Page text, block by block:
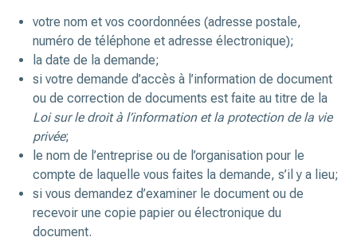
votre nom et vos coordonnées (adresse postale,
numéro de téléphone et adresse électronique);
la date de la demande;
si votre demande d’accès à l’information de document
ou de correction de documents est faite au titre de la
Loi sur le droit à l’information et la protection de la vie
privée;
le nom de l’entreprise ou de l’organisation pour le
compte de laquelle vous faites la demande, s’il y a lieu;
si vous demandez d’examiner le document ou de
recevoir une copie papier ou électronique du
document.